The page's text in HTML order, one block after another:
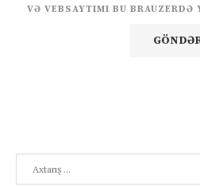
VƏ VEBSAYTIMI BU BRAUZERDƏ